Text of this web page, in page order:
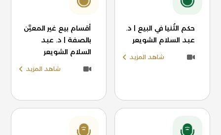
حكم الثُنيا في البيع | د.
عبد السلام الشويعر
شاهد المزيد
أقسام بيع غير المعيَّن
بالصفة | د. عبد
السلام الشويعر
شاهد المزيد